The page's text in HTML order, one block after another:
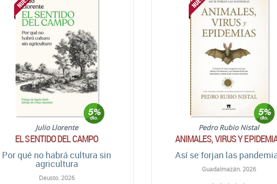
Julio Llorente
EL SENTIDO DEL CAMPO
Por qué no habrá cultura sin
agricultura
Deusto. 2026
Pedro Rubio Nistal
ANIMALES, VIRUS Y
Así se forjan las
Guadalmazán. 2026